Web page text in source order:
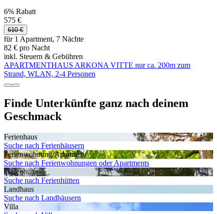
6% Rabatt
575 €
610 €
für 1 Apartment, 7 Nächte
82 € pro Nacht
inkl. Steuern & Gebühren
APARTMENTHAUS ARKONA VITTE nur ca. 200m zum
Strand, WLAN, 2-4 Personen
Finde Unterkünfte ganz nach deinem
Geschmack
Ferienhaus
Suche nach Ferienhäusern
Ferienwohnung/Apartment
Suche nach Ferienwohnungen oder Apartments
Ferienhütte
Suche nach Ferienhütten
Landhaus
Suche nach Landhäusern
Villa